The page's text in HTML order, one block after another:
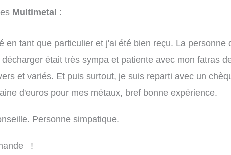
Multimetal :
en tant que particulier et j'ai été bien reçu. La personne
décharger était très sympa et patiente avec mon fatras
et variés. Et puis surtout, je suis reparti avec un
d'euros pour mes métaux, bref bonne expérience.
Personne simpatique.
!